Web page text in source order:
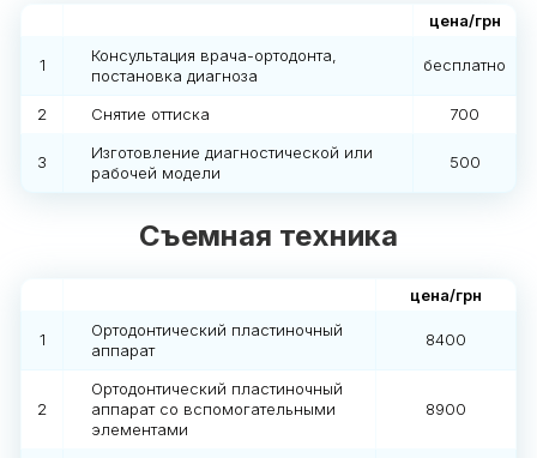
цена/грн
1
Консультация врача-ортодонта,
постановка диагноза
бесплатно
2 Снятие оттиска 700
3
Изготовление диагностической или
рабочей модели
500
Съемная техника
цена/грн
1
Ортодонтический пластиночный
аппарат
8400
2
Ортодонтический пластиночный
аппарат со вспомогательными
элементами
8900